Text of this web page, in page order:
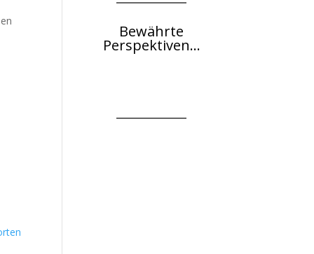
Bewährte
Perspektiven...